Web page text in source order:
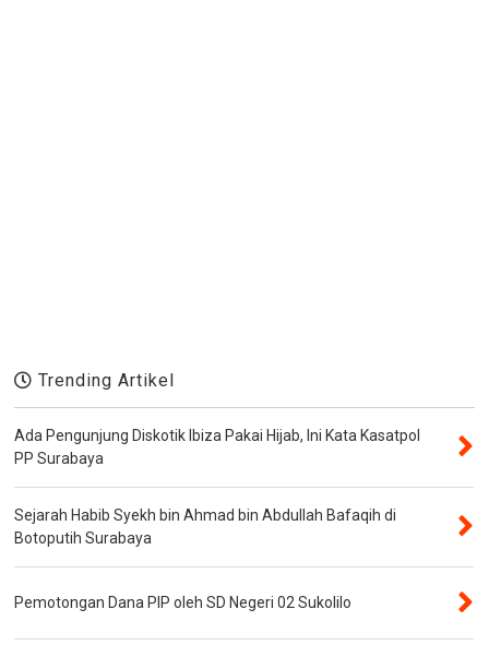
Trending Artikel
Ada Pengunjung Diskotik Ibiza Pakai Hijab, Ini Kata Kasatpol
PP Surabaya
Sejarah Habib Syekh bin Ahmad bin Abdullah Bafaqih di
Botoputih Surabaya
Pemotongan Dana PIP oleh SD Negeri 02 Sukolilo